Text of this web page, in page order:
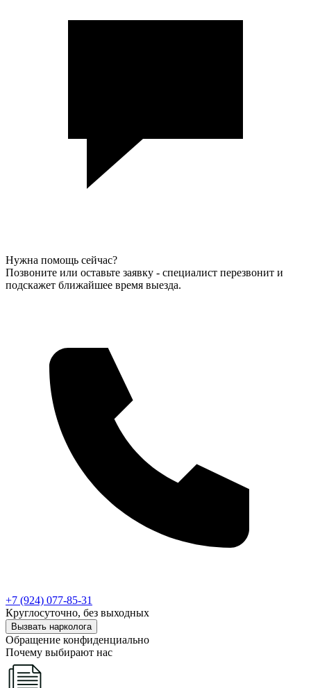
Нужна помощь сейчас?
Позвоните или оставьте заявку - специалист перезвонит и
подскажет ближайшее время выезда.
+7 (924) 077-85-31
Круглосуточно, без выходных
Вызвать нарколога
Обращение конфиденциально
Почему выбирают нас